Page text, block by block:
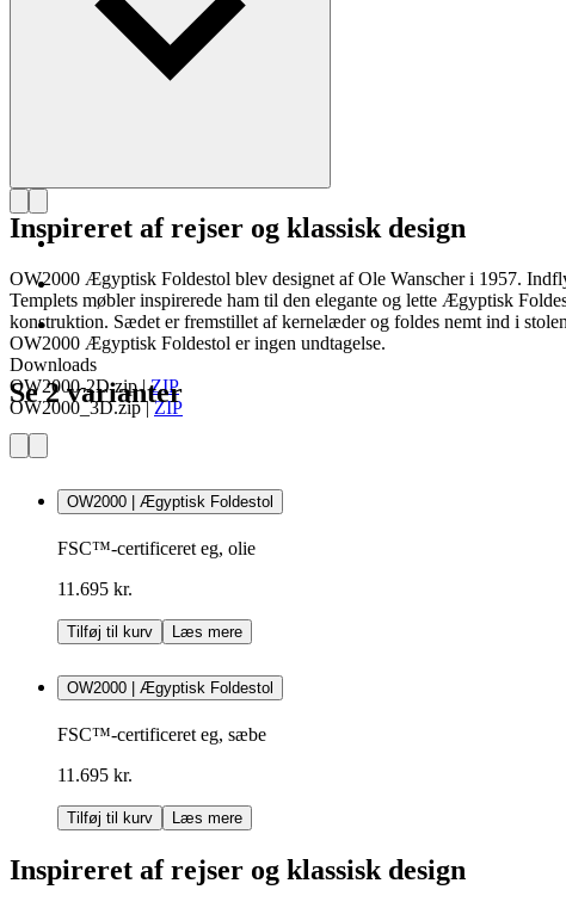
Downloads
OW2000-2D.zip|ZIP
OW2000_3D.zip|ZIP
Inspireret af rejser og klassisk design
OW2000 Ægyptisk Foldestol blev designet af Ole Wanscher i 1957.
Templets møbler inspirerede ham til den elegante og lette Ægyptisk
konstruktion. Sædet er fremstillet af kernelæder og foldes nemt ind i
OW2000 Ægyptisk Foldestol er ingen undtagelse.
Se 2 varianter
OW2000 | Ægyptisk Foldestol
FSC™-certificeret eg, olie
11.695 kr.
Tilføj til kurv Læs mere
OW2000 | Ægyptisk Foldestol
FSC™-certificeret eg, sæbe
11.695 kr.
Tilføj til kurv Læs mere
Inspireret af rejser og klassisk design